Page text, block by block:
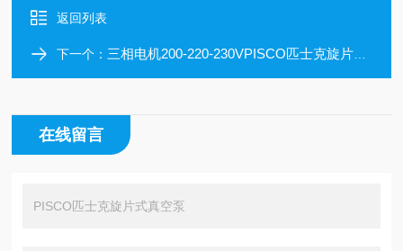
返回列表
下一个： 三相电机200-220-230VPISCO匹士克旋片式真空泵RPV062低真空60L
在线留言